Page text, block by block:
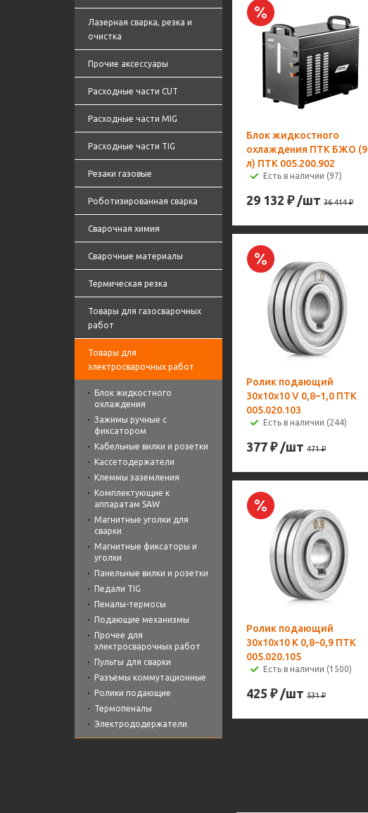
Лазерная сварка, резка и
очистка
Прочие аксессуары
Расходные части CUT
Расходные части MIG
Расходные части TIG
Резаки газовые
Роботизированная сварка
Сварочная химия
Сварочные материалы
Термическая резка
Товары для газосварочных
работ
Товары для
электросварочных работ
Блок жидкостного
охлаждения
Зажимы ручные с
фиксатором
Кабельные вилки и розетки
Кассетодержатели
Клеммы заземления
Комплектующие к
аппаратам SAW
Магнитные уголки для
сварки
Магнитные фиксаторы и
уголки
Панельные вилки и розетки
Педали TIG
Пеналы-термосы
Подающие механизмы
Прочее для
электросварочных работ
Пульты для сварки
Разъемы коммутационные
Ролики подающие
Термопеналы
Электрододержатели
Блок жидкостного
охлаждения ПТК БЖО (9
л) ПТК 005.200.902
Есть в наличии (97)
29 132 ₽ /шт 36 414₽
Ролик подающий
30х10х10 V 0,8–1,0 ПТК
005.020.103
Есть в наличии (244)
377 ₽ /шт 471₽
Ролик подающий
30х10х10 K 0,8–0,9 ПТК
005.020.105
Есть в наличии (1500)
425 ₽ /шт 531₽